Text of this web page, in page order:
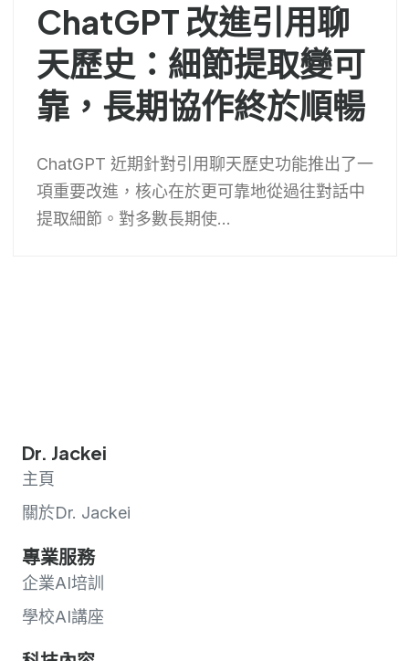
ChatGPT 改進引用聊
天歷史：細節提取變可
靠，長期協作終於順暢
ChatGPT 近期針對引用聊天歷史功能推出了一
項重要改進，核心在於更可靠地從過往對話中
提取細節。對多數長期使...
Dr. Jackei
主頁
關於Dr. Jackei
專業服務
企業AI培訓
學校AI講座